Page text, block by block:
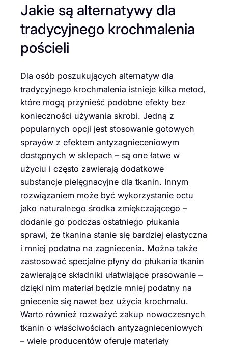
Jakie są alternatywy dla
tradycyjnego krochmalenia
pościeli
Dla osób poszukujących alternatyw dla
tradycyjnego krochmalenia istnieje kilka metod,
które mogą przynieść podobne efekty bez
konieczności używania skrobi. Jedną z
popularnych opcji jest stosowanie gotowych
sprayów z efektem antyzagnieceniowym
dostępnych w sklepach – są one łatwe w
użyciu i często zawierają dodatkowe
substancje pielęgnacyjne dla tkanin. Innym
rozwiązaniem może być wykorzystanie octu
jako naturalnego środka zmiękczającego –
dodanie go podczas ostatniego płukania
sprawi, że tkanina stanie się bardziej elastyczna
i mniej podatna na zagniecenia. Można także
zastosować specjalne płyny do płukania tkanin
zawierające składniki ułatwiające prasowanie –
dzięki nim materiał będzie mniej podatny na
gniecenie się nawet bez użycia krochmalu.
Warto również rozważyć zakup nowoczesnych
tkanin o właściwościach antyzagnieceniowych
– wiele producentów oferuje materiały